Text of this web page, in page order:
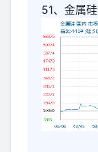
51、金属硅